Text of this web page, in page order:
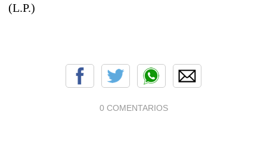
(L.P.)
0 COMENTARIOS